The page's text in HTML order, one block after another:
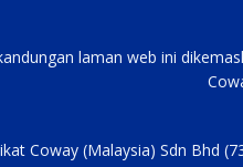
laman web ini
Coway (Malaysia) Sdn Bhd